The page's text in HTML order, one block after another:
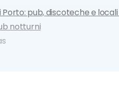
Porto: pub, discoteche e
notturni
dal vivo